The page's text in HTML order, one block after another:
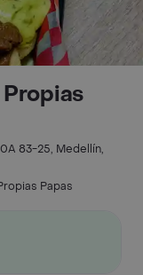
83-25, Medellín,
Papas